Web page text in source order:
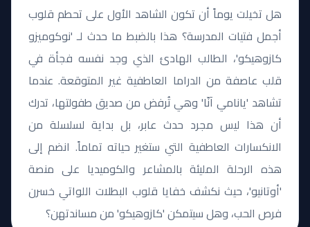
هل تخيلت يوماً أن تكون الشاهد الأول على تحطم قلوب
أجمل فتيات المدرسة؟ هذا بالضبط ما حدث لـ 'نوكوميزو
كازوهيكو'، الطالب الهادئ الذي وجد نفسه فجأة في
قلب عاصفة من الدراما العاطفية غير المتوقعة. عندما
تشاهد 'يانامي آنّا' وهي تُرفض من صديق طفولتها، تدرك
أن هذا ليس مجرد حدث عابر، بل بداية لسلسلة من
الانكسارات العاطفية التي ستغير حياته تماماً. انضم إلى
هذه الرحلة المليئة بالمشاعر والكوميديا على منصة
'أوتانيو'، حيث نكشف خفايا قلوب البطلات اللواتي خسرن
فرص الحب، وهل سيتمكن 'كازوهيكو' من مساندتهن؟